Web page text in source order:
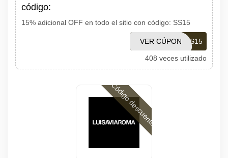
código:
15% adicional OFF en todo el sitio con código: SS15
SS15
VER CÚPON
408 veces utilizado
Código descuento